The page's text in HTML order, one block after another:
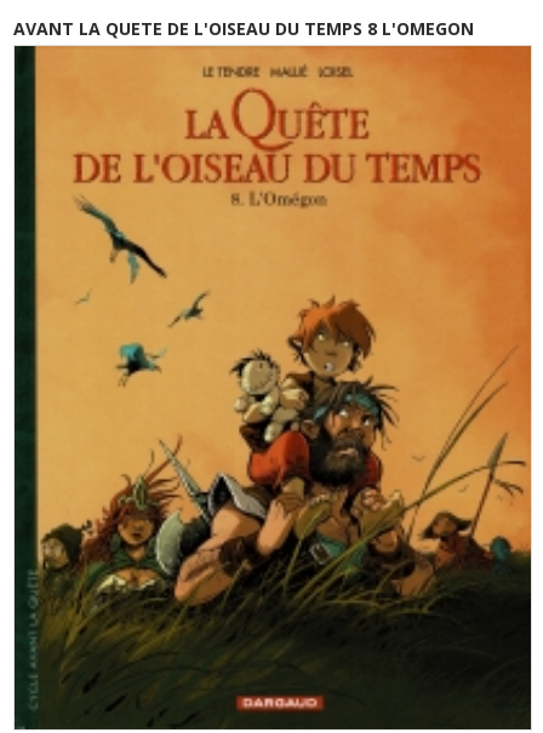
AVANT LA QUETE DE L'OISEAU DU TEMPS 8 L'OMEGON